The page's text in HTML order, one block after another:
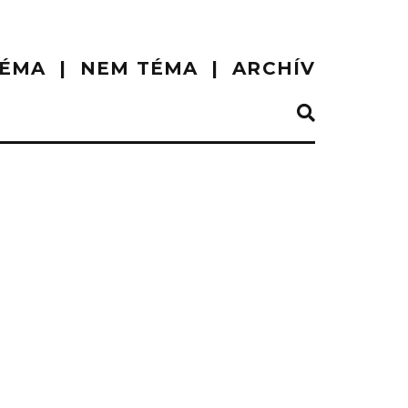
NEM TÉMA ARCHÍV